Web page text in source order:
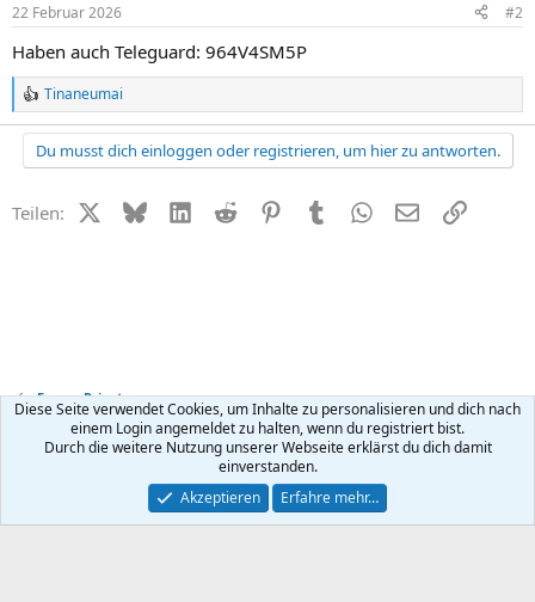
e
:
22 Februar 2026 #2
Haben auch Teleguard: 964V4SM5P
R
e
a
o
Tinaneumai
Du musst dich einloggen oder registrieren, um hier zu antworten.
Teilen: X (Twitter)
BlueskyLinkedIn
Reddit PinterestTumblr WhatsApp
E-MailLink
Forum Privat
Kontakt Nutzungsbedingungen Datenschutz Hilfe
R
Community platform by XenForo ® © 2010-2026 XenForo Ltd.
Diese Seite verwendet Cookies, um Inhalte zu personalisieren und dich nach
einem Login angemeldet zu halten, wenn du registriert bist.
Durch die weitere Nutzung unserer Webseite erklärst du dich damit
einverstanden.
Akzeptieren
Erfahre mehr…